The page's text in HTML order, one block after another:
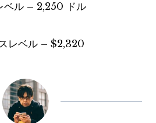
ベル – 2,250 ドル
レベル – $2,320